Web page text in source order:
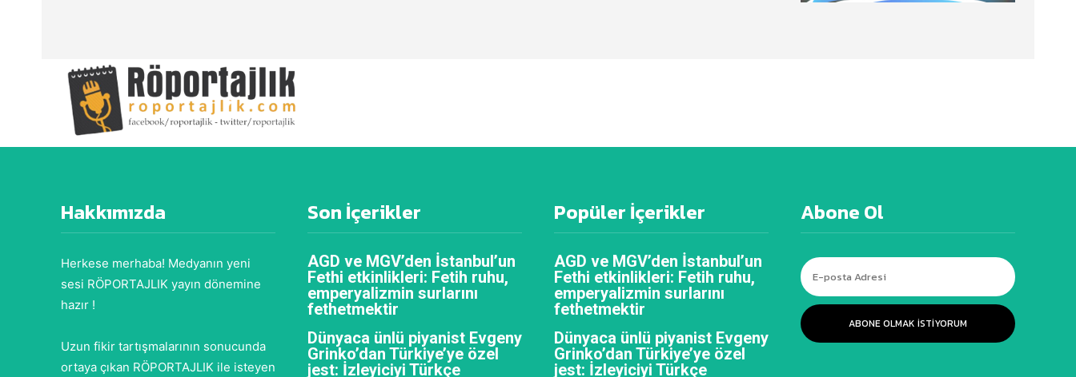
Hakkımızda
Herkese merhaba! Medyanın yeni
sesi RÖPORTAJLIK yayın dönemine
hazır !
Uzun fikir tartışmalarının sonucunda
ortaya çıkan RÖPORTAJLIK ile isteyen
Son İçerikler
AGD ve MGV’den İstanbul’un
Fethi etkinlikleri: Fetih ruhu,
emperyalizmin surlarını
fethetmektir
Dünyaca ünlü piyanist Evgeny
Grinko’dan Türkiye’ye özel
jest: İzleyiciyi Türkçe
Popüler İçerikler
AGD ve MGV’den İstanbul’un
Fethi etkinlikleri: Fetih ruhu,
emperyalizmin surlarını
fethetmektir
Dünyaca ünlü piyanist Evgeny
Grinko’dan Türkiye’ye özel
jest: İzleyiciyi Türkçe
Abone Ol
ABONE OLMAK ISTIYORUM